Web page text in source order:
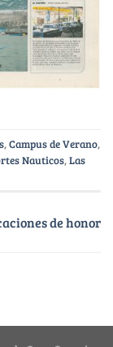
,Campus de Verano,
Nauticos,Las
de honor